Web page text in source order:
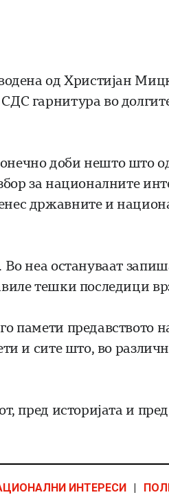
од Христијан
гарнитура во
доби нешто што
за националните
државните и
неа остануваат
тешки последици
памети предавството
и сите што, во
пред историјата и
ИНТЕРЕСИ